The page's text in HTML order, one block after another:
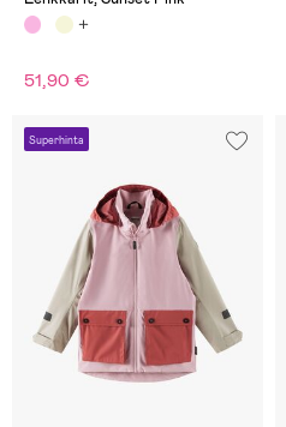
51,90 €
Superhinta